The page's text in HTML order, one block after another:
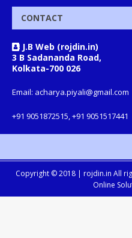
CONTACT
J.B Web (rojdin.in)
3 B Sadananda Road,
Kolkata-700 026
Email: acharya.piyali@gmail.com
+91 9051872515, +91 9051517441
Copyright © 2018 | rojdin.in All
Online